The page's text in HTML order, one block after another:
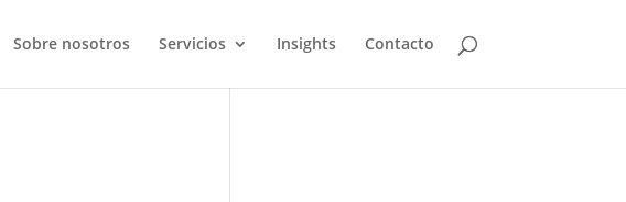
Sobre nosotros Servicios Insights Contacto